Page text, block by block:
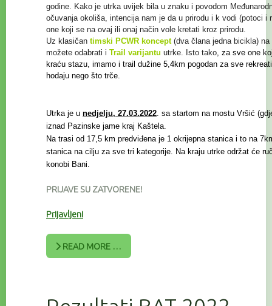
godine. Kako je utrka uvijek bila u znaku i povodom
očuvanja okoliša, intencija nam je da u prirodu i k vodi (potoci i
one koji se na ovaj ili onaj način vole kretati kroz prirodu.
Uz klasičan timski PCWR koncept(dva člana jedna bicikla)
možete odabrati i Trail varijantu utrke. Isto tako , za sve one
kraću stazu, imamo i trail dužine 5,4km pogodan za sve
hodaju nego što trče.
Utrka je u nedjelju, 27.03.2022 . sa startom na mostu Vršić
iznad Pazinske jame kraj Kaštela.
Na trasi od 17,5 km predviđena je 1 okrijepna stanica i to na
stanica na cilju za sve tri kategorije. Na kraju utrke održat će
konobi Bani.
PRIJAVE SU ZATVORENE!
Prijavljeni
READ MORE …